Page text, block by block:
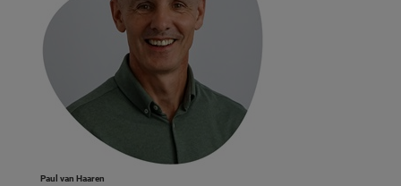
Paul van Haaren